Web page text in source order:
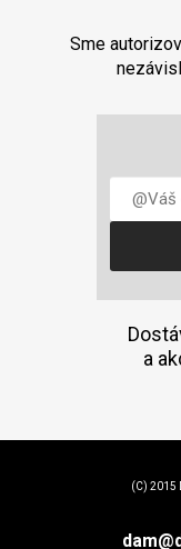
Sme
a
(C) 2015